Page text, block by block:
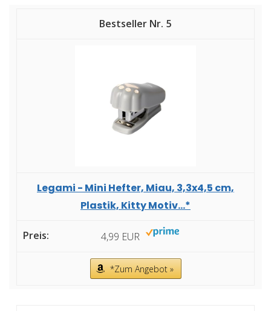
5
Legami - Mini Hefter, Miau, 3,3x4,5 cm,
Plastik, Kitty Motiv...*
4,99 EUR
*Zum Angebot »